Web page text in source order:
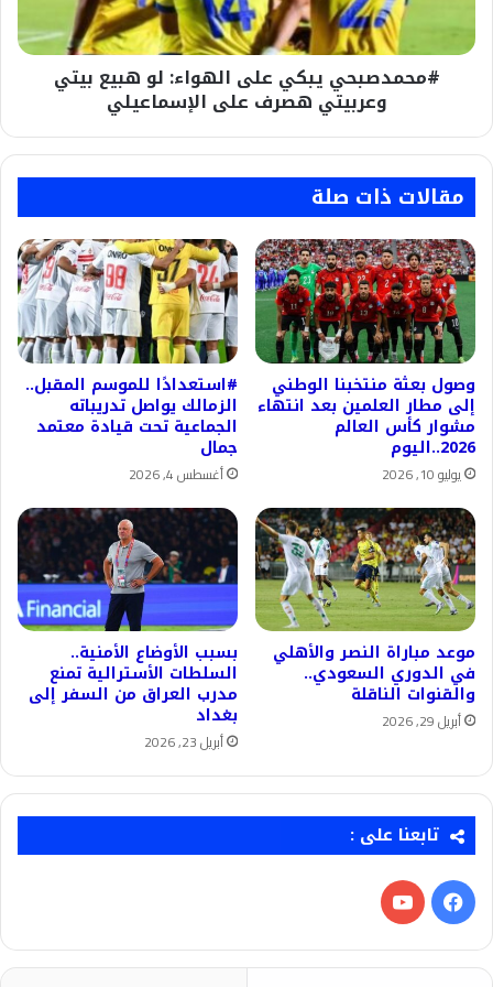
وعربيتي
هصرف
#محمدصبحي يبكي على الهواء: لو هبيع بيتي
وعربيتي هصرف على الإسماعيلي
مقالات ذات صلة
وصول بعثة منتخبنا الوطني
إلى مطار العلمين بعد انتهاء
مشوار كأس العالم
2026..اليوم
يوليو 10, 2026
#استعدادًا للموسم المقبل..
الزمالك يواصل تدريباته
الجماعية تحت قيادة معتمد
جمال
أغسطس 4, 2026
موعد مباراة النصر والأهلي
في الدوري السعودي..
والقنوات الناقلة
أبريل 29, 2026
بسبب الأوضاع الأمنية..
السلطات الأسترالية تمنع
مدرب العراق من السفر إلى
بغداد
أبريل 23, 2026
تابعنا على :
فيسبوك‫YouTube